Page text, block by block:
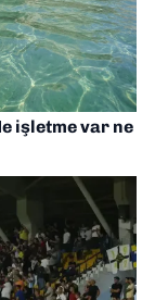
işletme var ne